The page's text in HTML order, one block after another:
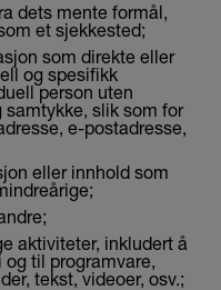
dets mente formål,
et sjekkested;
som direkte eller
og spesifikk
person uten
slik som for
e-postadresse,
eller innhold som
aktiviteter, inkludert å
til programvare,
tekst, videoer, osv.;